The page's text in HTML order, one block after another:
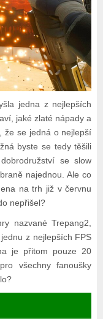
jedna z nejlepších
jaké zlaté nápady a
že se jedná o nejlepší
byste se tedy těšili
se slow
najednou. Ale co
na trh již v červnu
nepřišel?
nazvané Trepang2,
z nejlepších FPS
je přitom pouze 20
všechny fanoušky